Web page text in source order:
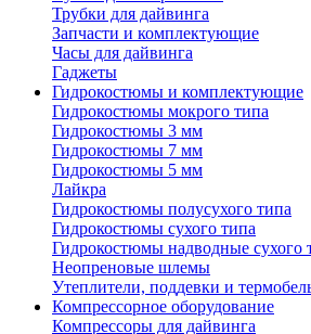
Трубки для дайвинга
Запчасти и комплектующие
Часы для дайвинга
Гаджеты
Гидрокостюмы и комплектующие
Гидрокостюмы мокрого типа
Гидрокостюмы 3 мм
Гидрокостюмы 7 мм
Гидрокостюмы 5 мм
Лайкра
Гидрокостюмы полусухого типа
Гидрокостюмы сухого типа
Гидрокостюмы надводные сухого
Неопреновые шлемы
Утеплители, поддевки и
Компрессорное оборудование
Компрессоры для дайвинга